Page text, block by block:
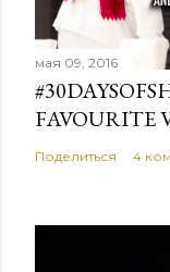
мая 09, 2016
FAVOURITE
Поделиться 4